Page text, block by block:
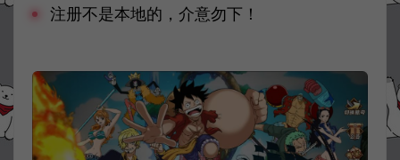
注册不是本地的，介意勿下！